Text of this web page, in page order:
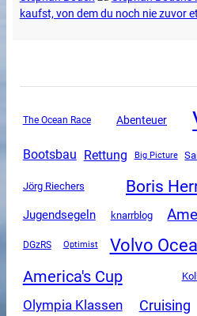
kaufst, von dem du noch nie zuvor
The Ocean Race Abenteuer
Bootsbau Rettung Big Picture
Jörg Riechers Boris
Jugendsegeln knarrblog
DGzRS Optimist Volvo
America's Cup
Olympia Klassen Cruising